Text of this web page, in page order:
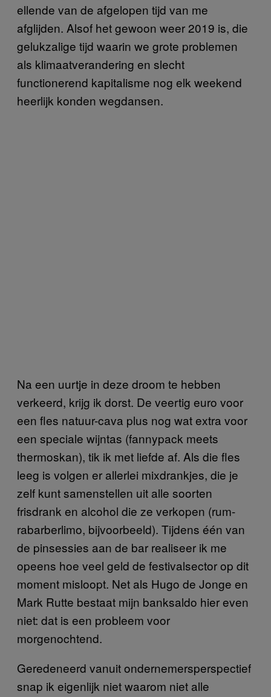
ellende van de afgelopen tijd van me
afglijden. Alsof het gewoon weer 2019 is, die
gelukzalige tijd waarin we grote problemen
als klimaatverandering en slecht
functionerend kapitalisme nog elk weekend
heerlijk konden wegdansen.
Na een uurtje in deze droom te hebben
verkeerd, krijg ik dorst. De veertig euro voor
een fles natuur-cava plus nog wat extra voor
een speciale wijntas (fannypack meets
thermoskan), tik ik met liefde af. Als die fles
leeg is volgen er allerlei mixdrankjes, die je
zelf kunt samenstellen uit alle soorten
frisdrank en alcohol die ze verkopen (rum-
rabarberlimo, bijvoorbeeld). Tijdens één van
de pinsessies aan de bar realiseer ik me
opeens hoe veel geld de festivalsector op dit
moment misloopt. Net als Hugo de Jonge en
Mark Rutte bestaat mijn banksaldo hier even
niet: dat is een probleem voor
morgenochtend.
Geredeneerd vanuit ondernemersperspectief
snap ik eigenlijk niet waarom niet alle